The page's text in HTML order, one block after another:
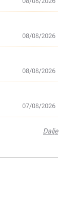
08/08/2026
08/08/2026
07/08/2026
Dalje